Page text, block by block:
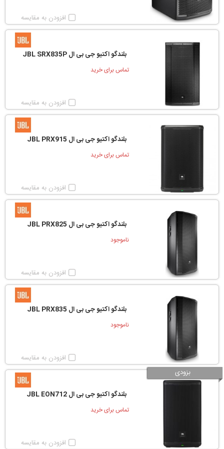
افزودن به مقایسه
بلندگو اکتیو جی بی ال JBL SRX835P
تماس برای خرید
افزودن به مقایسه
بلندگو اکتیو جی بی ال JBL PRX915
تماس برای خرید
افزودن به مقایسه
بلندگو اکتیو جی بی ال JBL PRX825
ناموجود
افزودن به مقایسه
بلندگو اکتیو جی بی ال JBL PRX835
ناموجود
افزودن به مقایسه
بزودی
بلندگو اکتیو جی بی ال JBL EON712
تماس برای خرید
افزودن به مقایسه